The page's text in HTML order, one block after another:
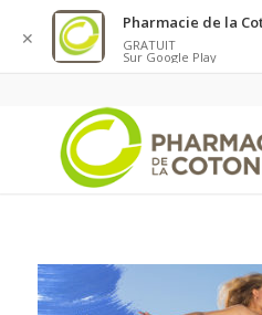
✕
Pharmacie de la
GRATUIT
Sur Google Play